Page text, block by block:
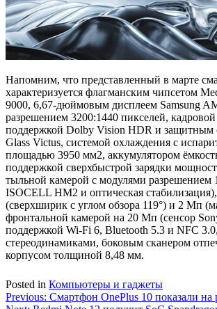
Напомним, что представленный в марте
характеризуется флагманским чипсетом
9000, 6,67-дюймовым дисплеем Samsung
разрешением 3200:1440 пикселей,
поддержкой Dolby Vision HDR и защитным
Glass Victus, системой охлаждения с
площадью 3950 мм2, аккумулятором
поддержкой сверхбыстрой зарядки
тыльной камерой с модулями
ISOCELL HM2 и оптическая
(сверхширик с углом обзора 119°) и 2 Мп
фронтальной камерой на 20 Мп (сенсор
поддержкой Wi-Fi 6, Bluetooth 5.3 и NFC 3.0,
стереодинамиками, боковым сканером
корпусом толщиной 8,48 мм.
Posted in Компьютеры и гаджеты
Навигация
Previous: Смартфон OnePlus 10 показали на